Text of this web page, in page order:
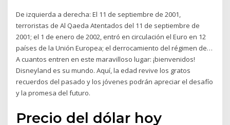
De izquierda a derecha: El 11 de septiembre de 2001,
terroristas de Al Qaeda Atentados del 11 de septiembre de
2001; el 1 de enero de 2002, entró en circulación el Euro en 12
países de la Unión Europea; el derrocamiento del régimen de…
A cuantos entren en este maravilloso lugar: ¡bienvenidos!
Disneyland es su mundo. Aquí, la edad revive los gratos
recuerdos del pasado y los jóvenes podrán apreciar el desafío
y la promesa del futuro.
Precio del dólar hoy